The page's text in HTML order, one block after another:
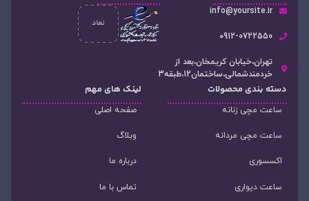
info@yoursite.ir
۰912-0722550
تهران،خیابان کریمخان،بعد از
خردمندشمالی،ساختمان12،طبقه3
دسته‌ بندی محصولات
ساعت مچی زنانه
ساعت مچی مردانه
اکسسوری
ساعت دیواری
لینک های مهم
صفحه اصلی
وبلاگ
درباره ما
تماس با ما